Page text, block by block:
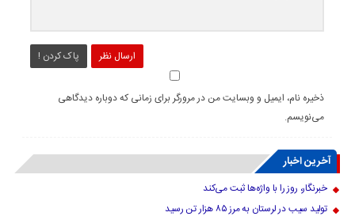
ارسال نظر پاک کردن !
ذخیره نام، ایمیل و وبسایت من در مرورگر برای زمانی که دوباره دیدگاهی
می‌نویسم.
آخرین اخبار
خبرنگار، روز را با واژه‌ها ثبت می‌کند
تولید سیب در لرستان به مرز ۸۵ هزار تن رسید